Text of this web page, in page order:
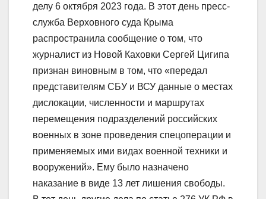
делу 6 октября 2023 года. В этот день пресс-
служба Верховного суда Крыма
распространила сообщение о том, что
журналист из Новой Каховки Сергей Цигипа
признан виновным в том, что «передал
представителям СБУ и ВСУ данные о местах
дислокации, численности и маршрутах
перемещения подразделений российских
военных в зоне проведения спецоперации и
применяемых ими видах военной техники и
вооружений». Ему было назначено
наказание в виде 13 лет лишения свободы.